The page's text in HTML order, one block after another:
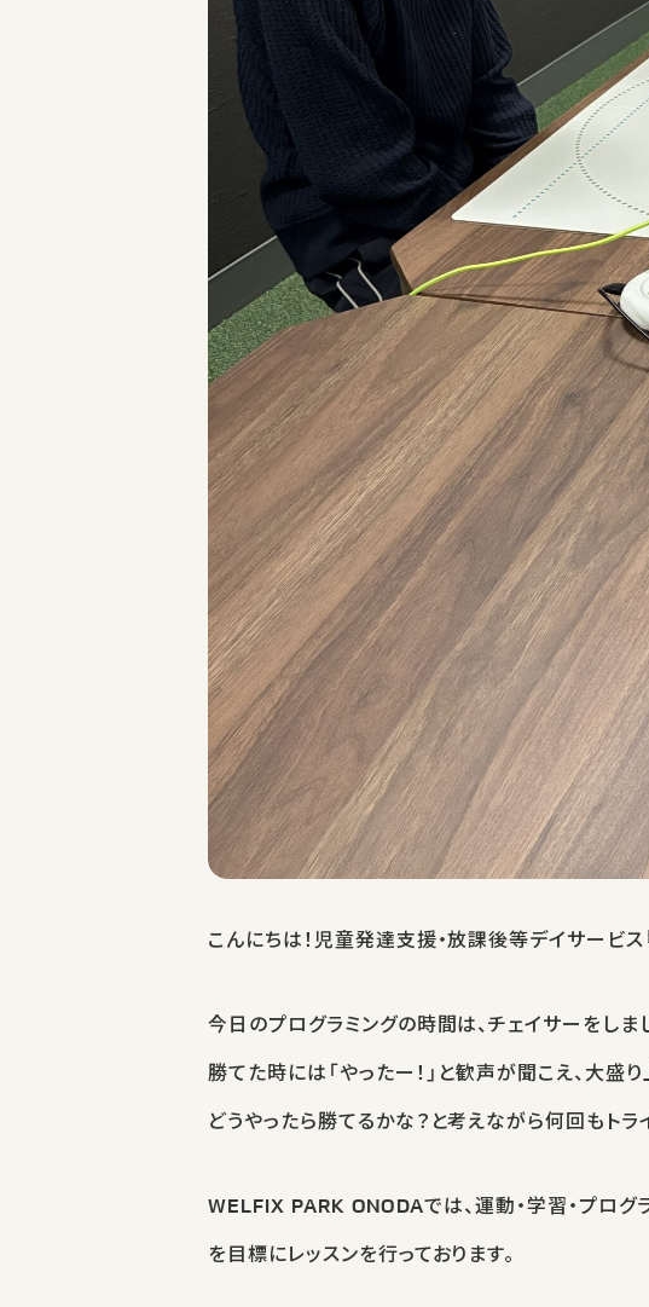
こんにちは！児童発達支援・放課後等デイサービ
今日のプログラミングの時間は、チェイサーをしま
勝てた時には「やったー！」と歓声が聞こえ、大盛
どうやったら勝てるかな？と考えながら何回もトラ
WELFIX PARK ONODAでは、運動・学習・プログ
を目標にレッスンを行っております。